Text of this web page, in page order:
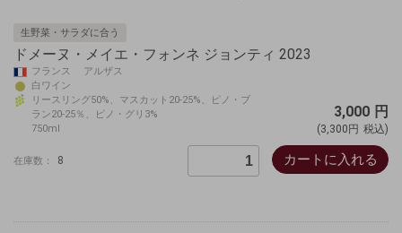
生野菜・サラダに合う
ドメーヌ・メイエ・フォンネ ジョンティ 2023
フランス アルザス
白ワイン
リースリング50%、マスカット20-25%、ピノ・ブ
ラン20-25％、ピノ・グリ3%
750ml
3,000 円
(3,300円 税込)
在庫数： 8 カートに入れる